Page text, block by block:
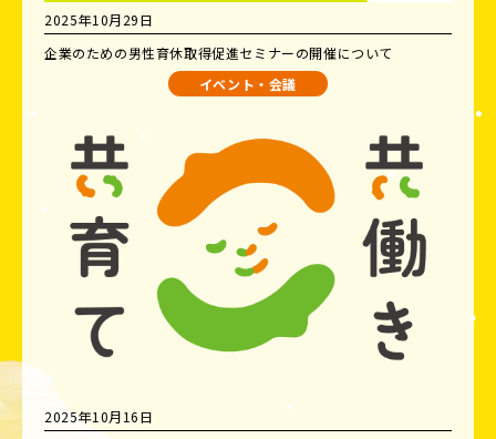
2025年10月29日
企業のための男性育休取得促進セミナーの開催について
イベント・会議
2025年10月16日